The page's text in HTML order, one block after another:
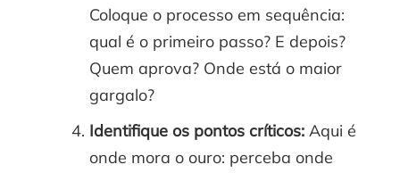
Coloque o processo em sequência:
qual é o primeiro passo? E depois?
Quem aprova? Onde está o maior
gargalo?
Identifique os pontos críticos: Aqui é
onde mora o ouro: perceba onde